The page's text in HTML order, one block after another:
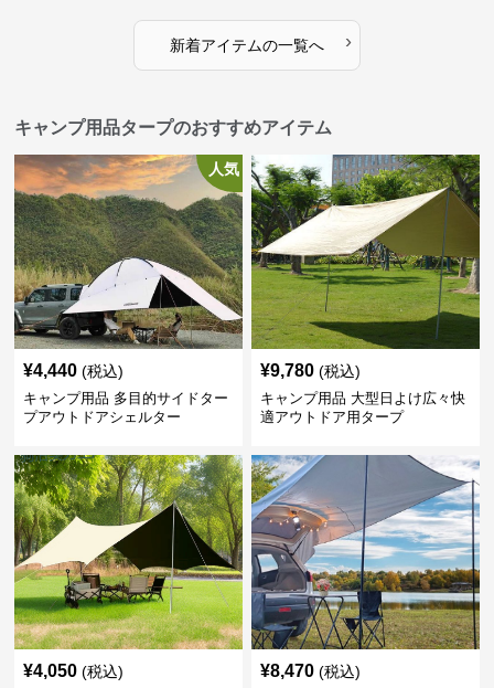
新着アイテムの一覧へ ›
キャンプ用品タープのおすすめアイテム
人気
¥4,440 (税込)
キャンプ用品 多目的サイドター
プアウトドアシェルター
¥9,780 (税込)
キャンプ用品 大型日よけ広々快
適アウトドア用タープ
¥4,050 (税込) ¥8,470 (税込)